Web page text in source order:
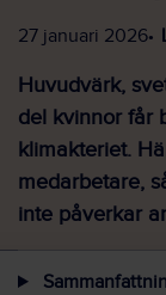
27 januari 2026
Huvudvärk,
del kvinnor får
klimakteriet.
medarbetare,
inte påverkar